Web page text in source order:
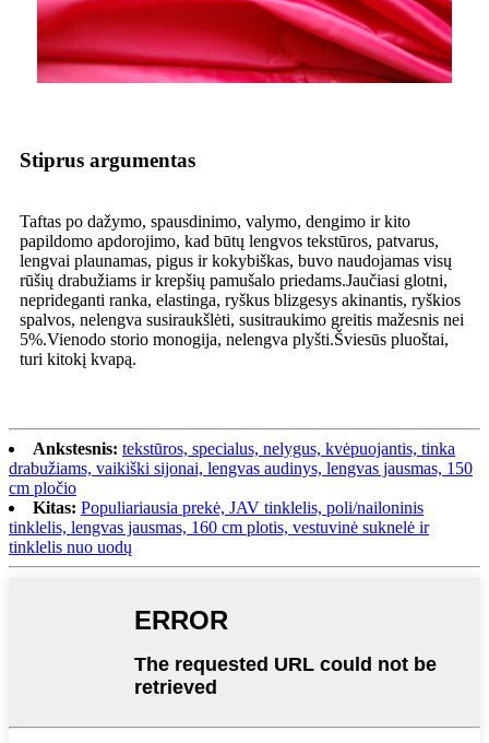
Stiprus argumentas
Taftas po dažymo, spausdinimo, valymo, dengimo ir kito
papildomo apdorojimo, kad būtų lengvos tekstūros, patvarus,
lengvai plaunamas, pigus ir kokybiškas, buvo naudojamas visų
rūšių drabužiams ir krepšių pamušalo priedams.Jaučiasi glotni,
neprideganti ranka, elastinga, ryškus blizgesys akinantis, ryškios
spalvos, nelengva susiraukšlėti, susitraukimo greitis mažesnis nei
5%.Vienodo storio monogija, nelengva plyšti.Šviesūs pluoštai,
turi kitokį kvapą.
Ankstesnis: tekstūros, specialus, nelygus, kvėpuojantis, tinka
drabužiams, vaikiški sijonai, lengvas audinys, lengvas jausmas, 150
cm pločio
Kitas: Populiariausia prekė, JAV tinklelis, poli/nailoninis
tinklelis, lengvas jausmas, 160 cm plotis, vestuvinė suknelė ir
tinklelis nuo uodų